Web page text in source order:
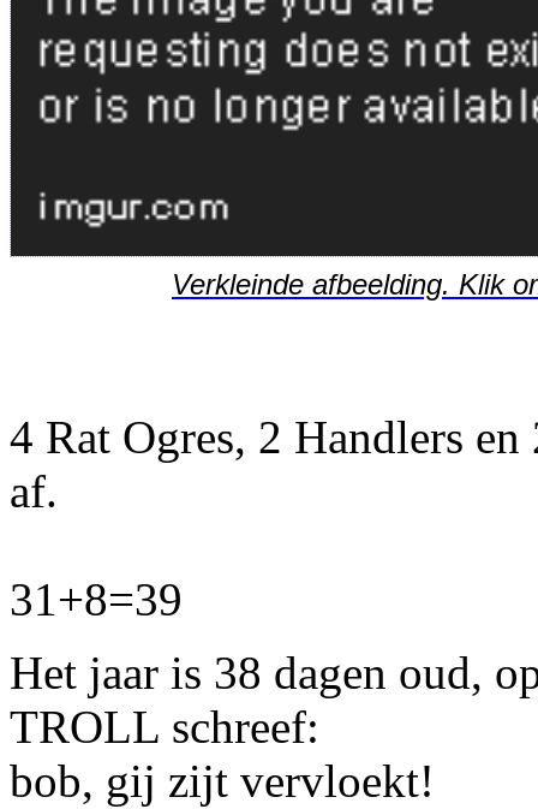
Verkleinde afbeelding. Klik
4 Rat Ogres, 2 Handlers
af.
31+8=39
Het jaar is 38 dagen oud,
TROLL schreef:
bob, gij zijt vervloekt!